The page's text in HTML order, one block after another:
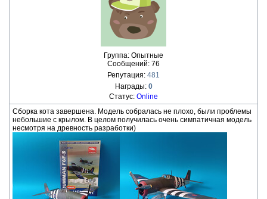
Группа: Опытные
Сообщений: 76
Репутация: 481
Награды: 0
Статус: Online
Сборка кота завершена. Модель собралась не плохо, были проблемы
небольшие с крылом. В целом получилась очень симпатичная модель
несмотря на древность разработки)